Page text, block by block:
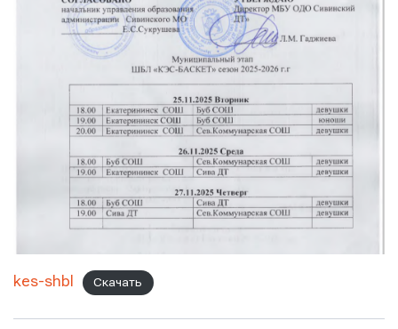
kes-shbl Скачать